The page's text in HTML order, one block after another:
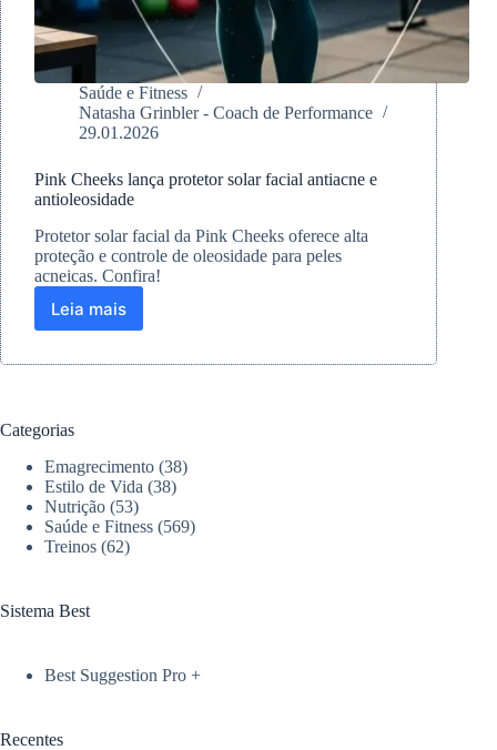
Saúde e Fitness
Natasha Grinbler - Coach de Performance
29.01.2026
Pink Cheeks lança protetor solar facial antiacne e
antioleosidade
Protetor solar facial da Pink Cheeks oferece alta
proteção e controle de oleosidade para peles
acneicas. Confira!
Leia mais
Pink
lança
e
antioleosidade
Categorias
Emagrecimento (38)
Estilo de Vida (38)
Nutrição (53)
Saúde e Fitness (569)
Treinos (62)
Sistema Best
Best Suggestion Pro +
Recentes